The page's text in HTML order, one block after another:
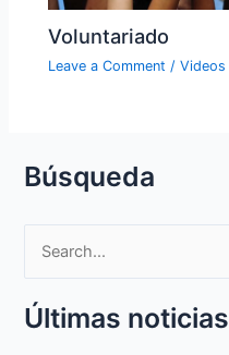
Voluntariado
Leave a Comment /Videos
Búsqueda
a
Últimas noticias